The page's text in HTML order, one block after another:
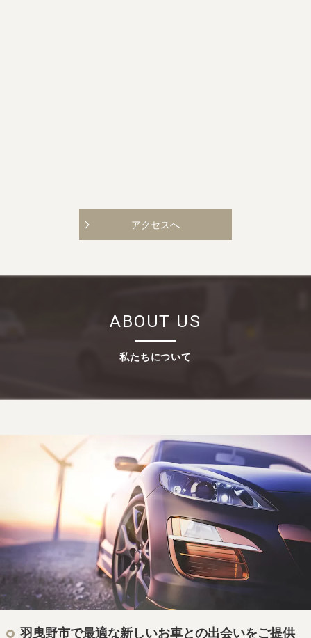
アクセスへ
私たちについて
ABOUT US
羽曳野市で最適な新しいお車との出会いをご提供